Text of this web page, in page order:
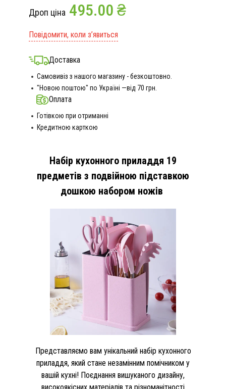
Дроп ціна 495.00 ₴
Повідомити, коли з’явиться
Доставка
Самовивіз з нашого магазину - безкоштовно.
"Новою поштою" по Україні —від 70 грн.
Оплата
Готівкою при отриманні
Кредитною карткою
Набір кухонного приладдя 19
предметів з подвійною підставкою
дошкою набором ножів
Представляємо вам унікальний набір кухонного
приладдя, який стане незамінним помічником у
вашій кухні! Поєднання вишуканого дизайну,